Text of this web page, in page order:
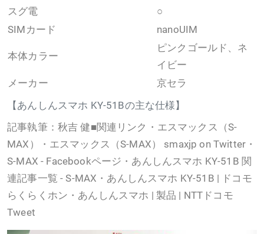
【あんしんスマホ KY-51Bの主な仕様】
スグ電
○
SIMカード
nanoUIM
本体カラー
ピンクゴールド、ネ
イビー
メーカー
京セラ
記事執筆：秋吉 健■関連リンク・エスマックス（S-
MAX）・エスマックス（S-MAX） smaxjp on Twitter・
S-MAX - Facebookページ・あんしんスマホ KY-51B 関
連記事一覧 - S-MAX・あんしんスマホ KY-51B | ドコモ
らくらくホン・あんしんスマホ | 製品 | NTTドコモ
Tweet